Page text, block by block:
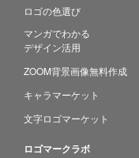
ロゴの色選び
マンガでわかる
デザイン活用
ZOOM背景画像無料作成
キャラマーケット
文字ロゴマーケット
ロゴマークラボ